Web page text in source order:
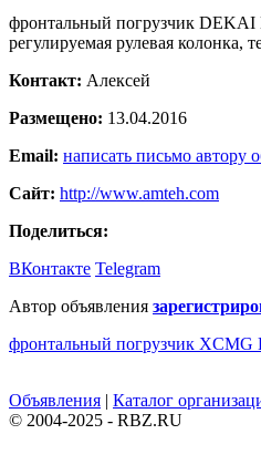
фронтальный погрузчик DEKAI
регулируемая рулевая колонка,
Контакт: Алексей
Размещено: 13.04.2016
Email: написать письмо автору
Сайт: http://www.amteh.com
Поделиться:
ВКонтакте Telegram
Автор объявления
фронтальный погрузчик XCMG
Объявления | Каталог
© 2004-2025 - RBZ.RU